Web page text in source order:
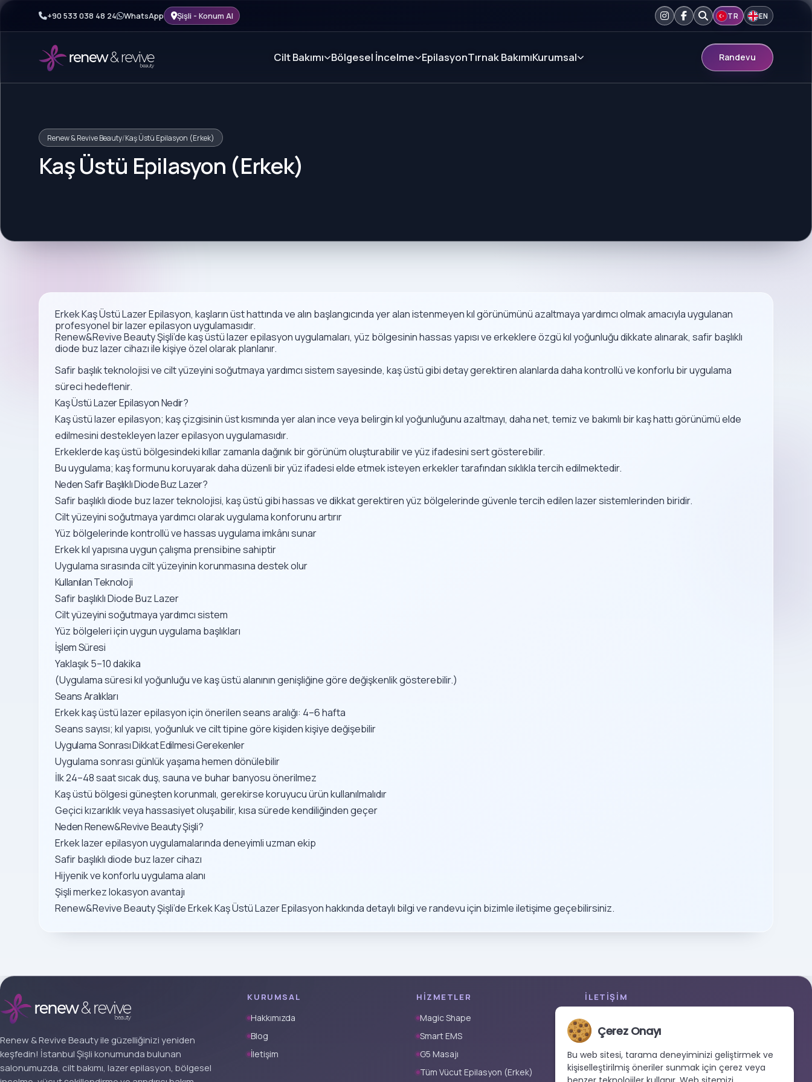
+90 533 038 48 24 WhatsApp Şişli - Konum Al TR EN
Cilt Bakımı Bölgesel İncelme EpilasyonTırnak BakımıKurumsal Randevu
Renew & Revive Beauty/Kaş Üstü Epilasyon (Erkek)
Kaş Üstü Epilasyon (Erkek)
Erkek Kaş Üstü Lazer Epilasyon, kaşların üst hattında ve alın başlangıcında yer alan istenmeyen kıl görünümünü azaltmaya yardımcı olmak amacıyla uygulanan
profesyonel bir lazer epilasyon uygulamasıdır.
Renew&Revive Beauty Şişli’de kaş üstü lazer epilasyon uygulamaları, yüz bölgesinin hassas yapısı ve erkeklere özgü kıl yoğunluğu dikkate alınarak, safir başlıklı
diode buz lazer cihazı ile kişiye özel olarak planlanır.
Safir başlık teknolojisi ve cilt yüzeyini soğutmaya yardımcı sistem sayesinde, kaş üstü gibi detay gerektiren alanlarda daha kontrollü ve konforlu bir uygulama
süreci hedeflenir.
Kaş Üstü Lazer Epilasyon Nedir?
Kaş üstü lazer epilasyon; kaş çizgisinin üst kısmında yer alan ince veya belirgin kıl yoğunluğunu azaltmayı, daha net, temiz ve bakımlı bir kaş hattı görünümü elde
edilmesini destekleyen lazer epilasyon uygulamasıdır.
Erkeklerde kaş üstü bölgesindeki kıllar zamanla dağınık bir görünüm oluşturabilir ve yüz ifadesini sert gösterebilir.
Bu uygulama; kaş formunu koruyarak daha düzenli bir yüz ifadesi elde etmek isteyen erkekler tarafından sıklıkla tercih edilmektedir.
Neden Safir Başlıklı Diode Buz Lazer?
Safir başlıklı diode buz lazer teknolojisi, kaş üstü gibi hassas ve dikkat gerektiren yüz bölgelerinde güvenle tercih edilen lazer sistemlerinden biridir.
Cilt yüzeyini soğutmaya yardımcı olarak uygulama konforunu artırır
Yüz bölgelerinde kontrollü ve hassas uygulama imkânı sunar
Erkek kıl yapısına uygun çalışma prensibine sahiptir
Uygulama sırasında cilt yüzeyinin korunmasına destek olur
Kullanılan Teknoloji
Safir başlıklı Diode Buz Lazer
Cilt yüzeyini soğutmaya yardımcı sistem
Yüz bölgeleri için uygun uygulama başlıkları
İşlem Süresi
Yaklaşık 5–10 dakika
(Uygulama süresi kıl yoğunluğu ve kaş üstü alanının genişliğine göre değişkenlik gösterebilir.)
Seans Aralıkları
Erkek kaş üstü lazer epilasyon için önerilen seans aralığı: 4–6 hafta
Seans sayısı; kıl yapısı, yoğunluk ve cilt tipine göre kişiden kişiye değişebilir
Uygulama Sonrası Dikkat Edilmesi Gerekenler
Uygulama sonrası günlük yaşama hemen dönülebilir
İlk 24–48 saat sıcak duş, sauna ve buhar banyosu önerilmez
Kaş üstü bölgesi güneşten korunmalı, gerekirse koruyucu ürün kullanılmalıdır
Geçici kızarıklık veya hassasiyet oluşabilir, kısa sürede kendiliğinden geçer
Neden Renew&Revive Beauty Şişli?
Erkek lazer epilasyon uygulamalarında deneyimli uzman ekip
Safir başlıklı diode buz lazer cihazı
Hijyenik ve konforlu uygulama alanı
Şişli merkez lokasyon avantajı
Renew&Revive Beauty Şişli’de Erkek Kaş Üstü Lazer Epilasyon hakkında detaylı bilgi ve randevu için bizimle iletişime geçebilirsiniz.
Renew & Revive Beauty ile güzelliğinizi yeniden
keşfedin! İstanbul Şişli konumunda bulunan
salonumuzda, cilt bakımı, lazer epilasyon, bölgesel
KURUMSAL
Hakkımızda
Blog
İletişim
HIZMETLER
Magic Shape
Smart EMS
G5 Masajı
Tüm Vücut Epilasyon (Erkek)
İLETIŞIM
hello@renewandrevive.co
Merkez Mah., Abide-i Hürriyet Cad. Üçler Apt,
No:141 Kat:1 D:1, 34381 Şişli/İstanbul
Çerez Onayı
Bu web sitesi, tarama deneyiminizi geliştirmek ve
kişiselleştirilmiş öneriler sunmak için çerez veya